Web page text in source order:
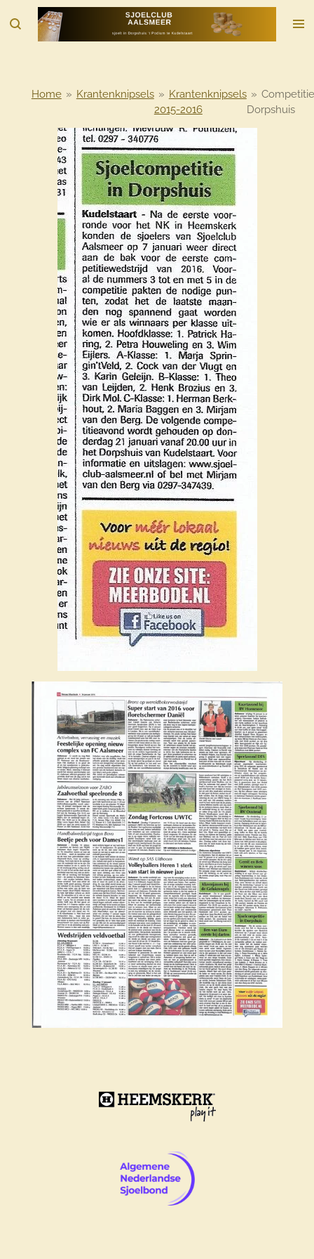
direct
Home » Krantenknipsels » Krantenknipsels
2015-2016
» Competitie
Dorpshuis